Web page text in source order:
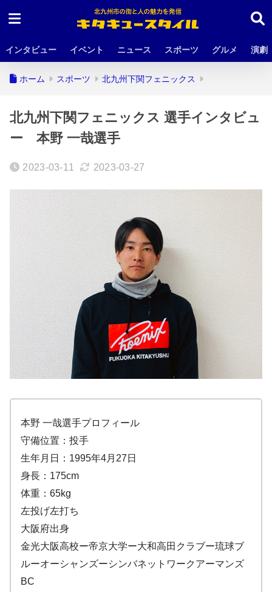
インタビュー イベント ニュース スポーツ グルメ 演劇
ホーム スポーツ 北九州下関フェニックス
北九州下関フェニックス 選手インタビュ
ー 本野 一哉選手
2023-03-11 2023-03-27
本野 一哉選手プロフィール
守備位置：投手
生年月日：1995年4月27日
身長：175cm
体重：65kg
左投げ左打ち
大阪府出身
金光大阪高校ー帝京大学ー大和高田クラブー琉球ブ
ルーオーシャンズーシンバネットワークアーマンズ
BC